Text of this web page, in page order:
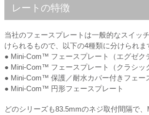
レートの特徴
当社のフェースプレートは一般的なスイッ
けられるもので、以下の4種類に分けられま
● Mini-Com™ フェースプレート（エグゼク
● Mini-Com™ フェースプレート（クラシッ
● Mini-Com™ 保護／耐水カバー付きフェー
● Mini-Com™ 円形フェースプレート
どのシリーズも83.5mmのネジ取付間隔で